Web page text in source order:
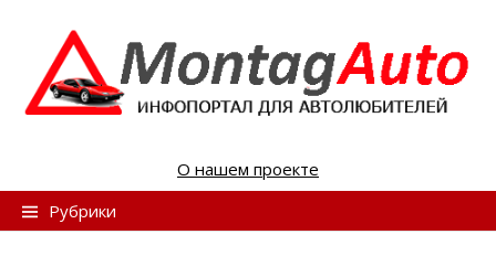
n
О нашем проекте
Рубрики